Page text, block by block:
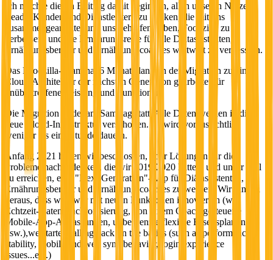
Ich möchte diesen Beitrag damit beginnen, allen unseren Nutzern,
Leads, Kunden und Dienstleistern zu danken, die mit uns
zusammengearbeitet und uns geholfen haben, Foodzilla zu
verbessern und die Ernährungsreise für alle Diätassistenten,
Ernährungsberater und Ernährungscoaches weltweit zu verbessern.
Das Foodzilla-Team hat 6 Monate lang an der Migration zu einer
Cloud-Architektur der nächsten Generation gearbeitet für
unübertroffene Leistung und Funktionen.
Die Migration findet am Samstag statt. Alle Daten werden in die
neue Cloud-Infrastruktur verschoben. Es wird voraussichtlich
weniger als eine Stunde dauern.
Anfang 2021 haben wir beschlossen, über Lösungen für die
Probleme nachzudenken, die wir 2019-2020 hatten, und unser Ziel
zu erreichen, eine "Next-Generation"-App für Diätassistenten,
Ernährungsberater und Ernährungscoaches zu werden. Wir fanden
heraus, dass wir zwar mit neuen Funktionen innovierten (wie
Echtzeit-Datensynchronisierung, von einem Coach gesteuerte
Mobile-App-Anpassungen, unbegrenzte flexible Essensplanung
usw.),we started falling back on the basics (such as performance,
stability, mobile and web sync behavior, login experience
issues...etc.)